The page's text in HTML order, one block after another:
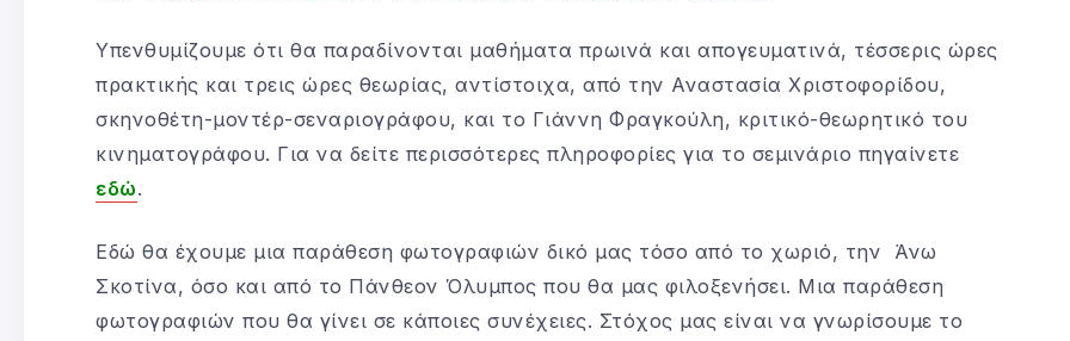
Υπενθυμίζουμε ότι θα παραδίνονται μαθήματα πρωινά και απογευματινά, τέσσερις ώρες
πρακτικής και τρεις ώρες θεωρίας, αντίστοιχα, από την Αναστασία Χριστοφορίδου,
σκηνοθέτη-μοντέρ-σεναριογράφου, και το Γιάννη Φραγκούλη, κριτικό-θεωρητικό του
κινηματογράφου. Για να δείτε περισσότερες πληροφορίες για το σεμινάριο πηγαίνετε
εδώ.
Εδώ θα έχουμε μια παράθεση φωτογραφιών δικό μας τόσο από το χωριό, την Άνω
Σκοτίνα, όσο και από το Πάνθεον Όλυμπος που θα μας φιλοξενήσει. Μια παράθεση
φωτογραφιών που θα γίνει σε κάποιες συνέχειες. Στόχος μας είναι να γνωρίσουμε το